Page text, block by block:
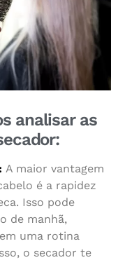
analisar as
A maior vantagem
é a rapidez
Isso pode
de manhã,
uma rotina
o secador te